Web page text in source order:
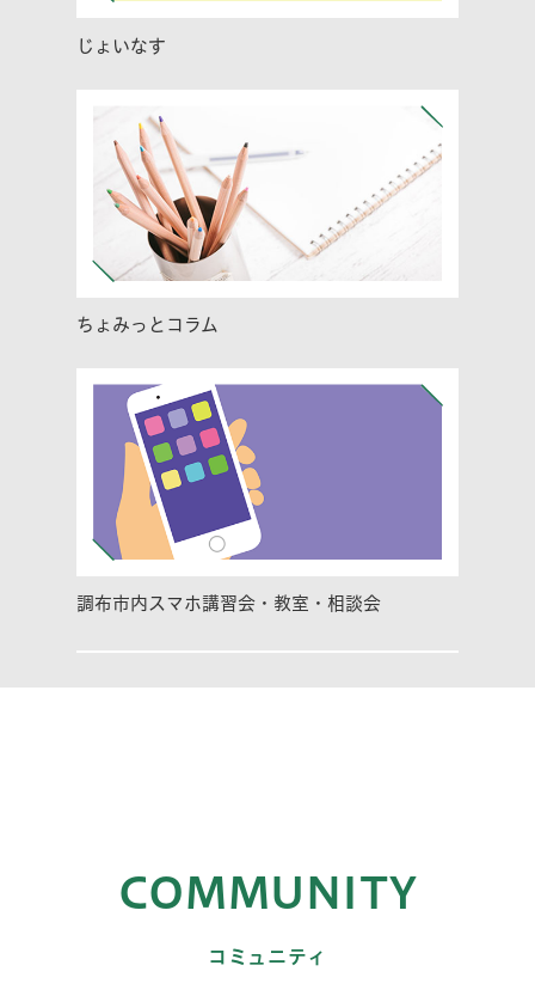
じょいなす
ちょみっとコラム
調布市内スマホ講習会・教室・相談会
COMMUNITY
コミュニティ